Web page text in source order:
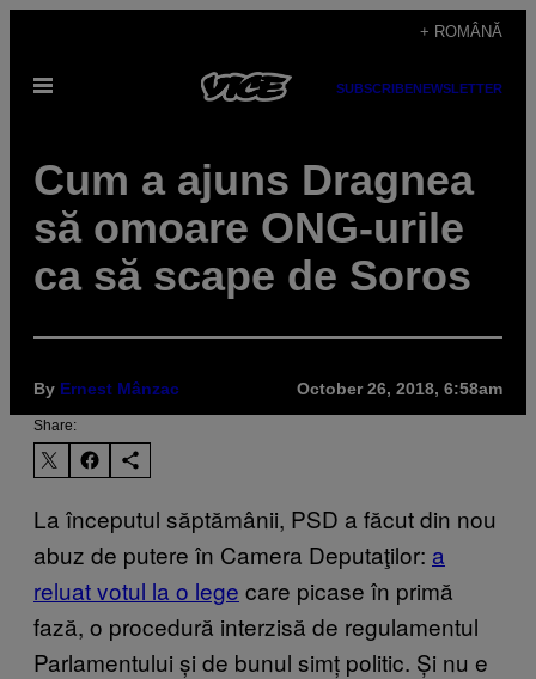
content
+ ROMÂNĂ
Open
SUBSCRIBENEWSLETTER
Cum a ajuns Dragnea
să omoare ONG-urile
ca să scape de Soros
By Ernest Mânzac October 26, 2018, 6:58am
Share:
La începutul săptămânii, PSD a făcut din nou
abuz de putere în Camera Deputaţilor: a
reluat votul la o lege care picase în primă
fază, o procedură interzisă de regulamentul
Parlamentului și de bunul simț politic. Și nu e